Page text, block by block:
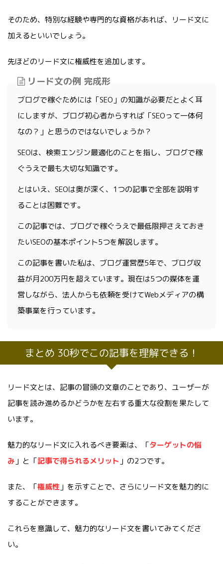
そのため、特別な経験や専門的な資格があれば、リード文に
加えるといいでしょう。
先ほどのリード文に権威性を追加します。
リード文の例 完成形
ブログで稼ぐためには「SEO」の知識が必要だとよく耳
にしますが、ブログ初心者からすれば「SEOって一体何
なの？」と思うのではないでしょうか？
SEOは、検索エンジン最適化のことを指し、ブログで稼
ぐうえで最も大切な知識です。
とはいえ、SEOは奥が深く、1つの記事で全部を説明す
ることは困難です。
この記事では、ブログで稼ぐうえで最低限押さえておき
たいSEOの基本ポイント5つを解説します。
この記事を書いた私は、ブログ運営歴5年で、ブログ収
益が月200万円を超えています。現在は5つの媒体を運
営しながら、法人からも依頼を受けてWebメディアの構
築事業を行っています。
まとめ 30秒でこの記事を理解できる！
リード文とは、記事の冒頭の文章のことであり、ユーザーが
記事を読み進めるかどうかを左右する重大な役割を果たして
います。
魅力的なリード文に入れるべき要素は、「ターゲットの悩
み 」と「記事で得られるメリット 」の2つです。
また、「権威性 」を示すことで、さらにリード文を魅力的に
することができます。
これらを意識して、魅力的なリード文を書いてみてくださ
い。